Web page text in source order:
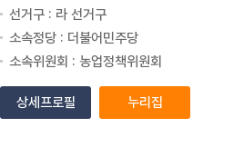
선거구 : 라 선거구
소속정당 : 더불어민주당
소속위원회 : 농업정책위원회
상세프로필 누리집